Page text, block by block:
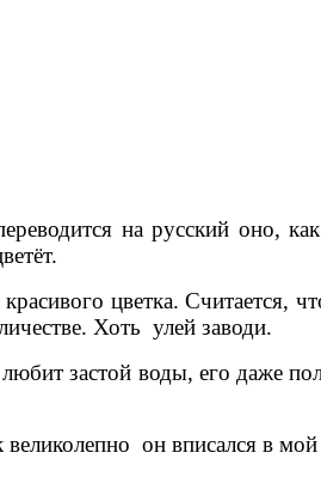
на русский оно,
цветка. Считается,
Хоть улей заводи.
застой воды, его даже
он вписался в мой